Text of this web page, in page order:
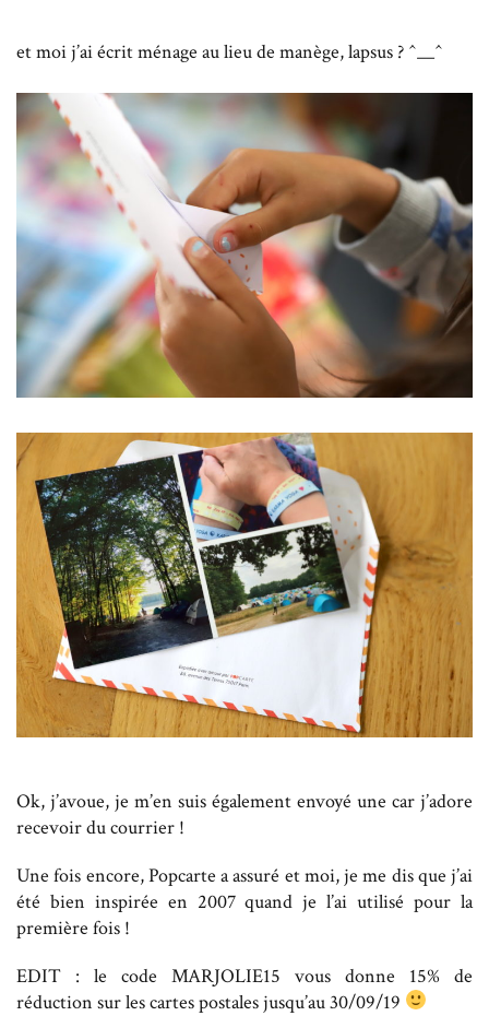
et moi j’ai écrit ménage au lieu de manège, lapsus ? ^__^
Ok, j’avoue, je m’en suis également envoyé une car j’adore
recevoir du courrier !
Une fois encore, Popcarte a assuré et moi, je me dis que j’ai
été bien inspirée en 2007 quand je l’ai utilisé pour la
première fois !
EDIT : le code MARJOLIE15 vous donne 15% de
réduction sur les cartes postales jusqu’au 30/09/19